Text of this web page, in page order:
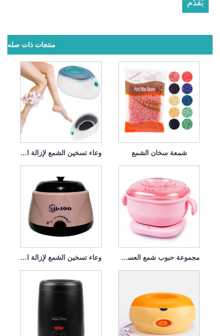
منتجات ذات صله
وعاء تسخين الشمع لإزالة الشعر شمعة سخان الشمع
وعاء تسخين الشمع لإزالة الشعر بجيل السيليكا مجموعة حبوب شمع العسل الساخنة من السيليكون